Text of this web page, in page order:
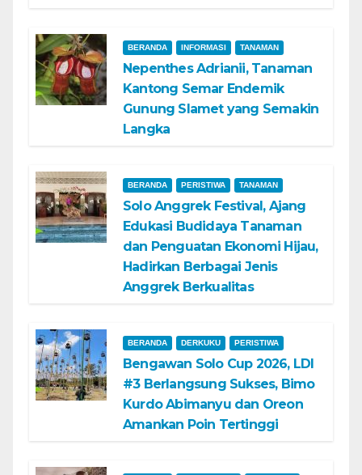
BERANDA INFORMASI TANAMAN
Nepenthes Adrianii, Tanaman
Kantong Semar Endemik
Gunung Slamet yang Semakin
Langka
BERANDA PERISTIWA TANAMAN
Solo Anggrek Festival, Ajang
Edukasi Budidaya Tanaman
dan Penguatan Ekonomi Hijau,
Hadirkan Berbagai Jenis
Anggrek Berkualitas
BERANDA DERKUKU PERISTIWA
Bengawan Solo Cup 2026, LDI
#3 Berlangsung Sukses, Bimo
Kurdo Abimanyu dan Oreon
Amankan Poin Tertinggi